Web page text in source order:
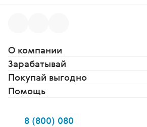
О компании
Зарабатывай
Покупай выгодно
Помощь
8 (800) 080